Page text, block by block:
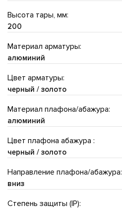
Высота тары, мм:
200
Материал арматуры:
алюминий
Цвет арматуры:
черный / золото
Материал плафона/абажура:
алюминий
Цвет плафона абажура :
черный / золото
Направление плафона/абажура:
вниз
Степень защиты (IP):